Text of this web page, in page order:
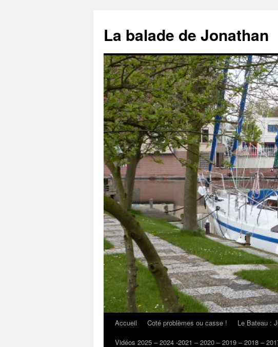
contenu
La balade de Jonathan
Accueil Coté problèmes ou casse ! Le Bateau :
Vidéos 2025 – 2024 -2021 – 2020 – 2019 – 2018 –